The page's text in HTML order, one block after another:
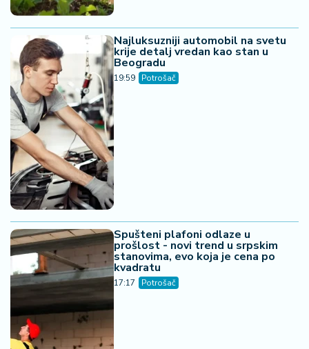
Najluksuzniji automobil na svetu
krije detalj vredan kao stan u
Beogradu
19:59 Potrošač
Spušteni plafoni odlaze u
prošlost - novi trend u srpskim
stanovima, evo koja je cena po
kvadratu
17:17 Potrošač